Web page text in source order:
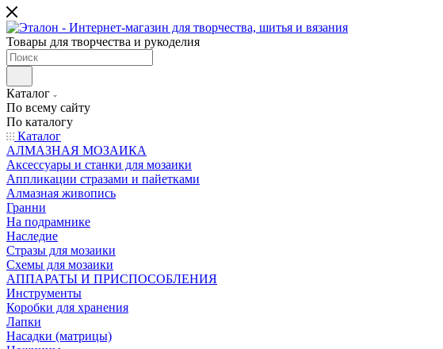
Товары для творчества и рукоделия
Каталог
По всему сайту
По каталогу
Каталог
АЛМАЗНАЯ МОЗАИКА
Аксессуары и станки для мозаики
Аппликации стразами и пайетками
Алмазная живопись
Гранни
На подрамнике
Наследие
Стразы для мозаики
Схемы для мозаики
АППАРАТЫ И ПРИСПОСОБЛЕНИЯ
Инструменты
Коробки для хранения
Лапки
Насадки (матрицы)